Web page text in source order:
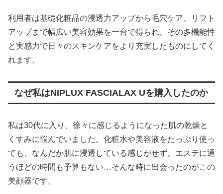
利用者は基礎化粧品の浸透力アップから毛穴ケア、リフト
アップまで幅広い美容効果を一台で得られ、その多機能性
と実感力で日々のスキンケアをより充実したものにしてく
れます。
なぜ私はNIPLUX FASCIALAX Uを購入したのか
私は30代に入り、徐々に感じるようになった肌の乾燥と
くすみに悩んでいました。化粧水や美容液をたっぷり使っ
ても、なんだか肌に浸透している感じがせず、エステに通
うほどの時間も予算もない…そんな時に出会ったのがこの
美顔器です。